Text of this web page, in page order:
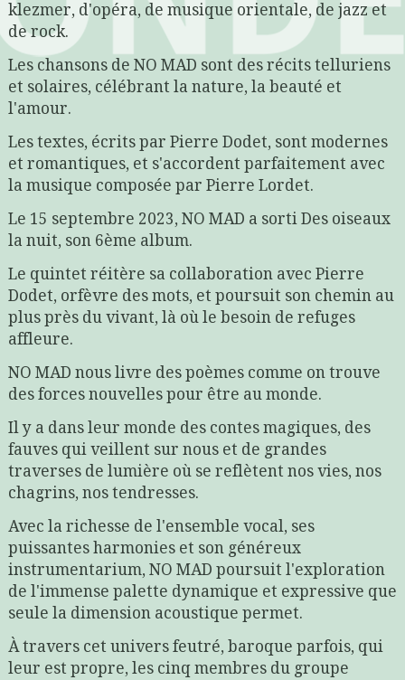
klezmer, d'opéra, de musique orientale, de jazz et
de rock.
Les chansons de NO MAD sont des récits telluriens
et solaires, célébrant la nature, la beauté et
l'amour.
Les textes, écrits par Pierre Dodet, sont modernes
et romantiques, et s'accordent parfaitement avec
la musique composée par Pierre Lordet.
Le 15 septembre 2023, NO MAD a sorti Des oiseaux
la nuit, son 6ème album.
Le quintet réitère sa collaboration avec Pierre
Dodet, orfèvre des mots, et poursuit son chemin au
plus près du vivant, là où le besoin de refuges
affleure.
NO MAD nous livre des poèmes comme on trouve
des forces nouvelles pour être au monde.
Il y a dans leur monde des contes magiques, des
fauves qui veillent sur nous et de grandes
traverses de lumière où se reflètent nos vies, nos
chagrins, nos tendresses.
Avec la richesse de l'ensemble vocal, ses
puissantes harmonies et son généreux
instrumentarium, NO MAD poursuit l'exploration
de l'immense palette dynamique et expressive que
seule la dimension acoustique permet.
À travers cet univers feutré, baroque parfois, qui
leur est propre, les cinq membres du groupe